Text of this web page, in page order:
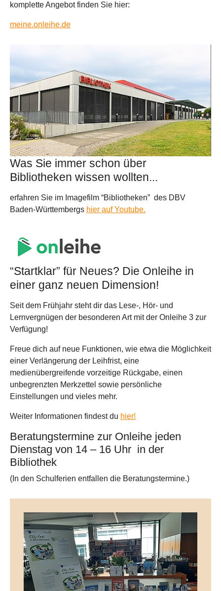
komplette Angebot finden Sie hier:
meine.onleihe.de
Was Sie immer schon über
Bibliotheken wissen wollten...
erfahren Sie im Imagefilm “Bibliotheken” des DBV
Baden-Württembergs hier auf Youtube.
“Startklar” für Neues? Die Onleihe in
einer ganz neuen Dimension!
Seit dem Frühjahr steht dir das Lese-, Hör- und
Lernvergnügen der besonderen Art mit der Onleihe 3 zur
Verfügung!
Freue dich auf neue Funktionen, wie etwa die Möglichkeit
einer Verlängerung der Leihfrist, eine
medienübergreifende vorzeitige Rückgabe, einen
unbegrenzten Merkzettel sowie persönliche
Einstellungen und vieles mehr.
Weiter Informationen findest du hier!
Beratungstermine zur Onleihe jeden
Dienstag von 14 – 16 Uhr in der
Bibliothek
(In den Schulferien entfallen die Beratungstermine.)